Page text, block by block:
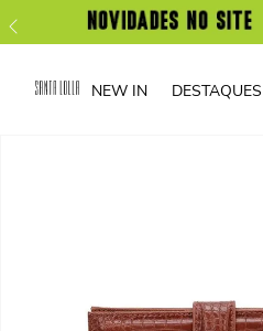
NEW IN DESTAQUES